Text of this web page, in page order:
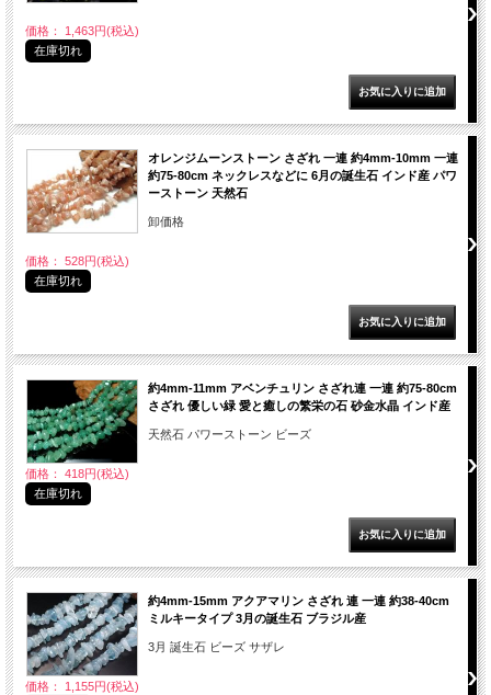
価格： 1,463円(税込)
在庫切れ
オレンジムーンストーン さざれ 一連 約4mm-10mm 一連
約75-80cm ネックレスなどに 6月の誕生石 インド産 パワ
ーストーン 天然石
卸価格
価格： 528円(税込)
在庫切れ
約4mm-11mm アベンチュリン さざれ連 一連 約75-80cm
さざれ 優しい緑 愛と癒しの繁栄の石 砂金水晶 インド産
天然石 パワーストーン ビーズ
価格： 418円(税込)
在庫切れ
約4mm-15mm アクアマリン さざれ 連 一連 約38-40cm
ミルキータイプ 3月の誕生石 ブラジル産
3月 誕生石 ビーズ サザレ
価格： 1,155円(税込)